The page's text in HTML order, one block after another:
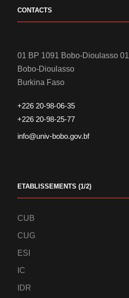
CONTACTS
01 BP 1091 Bobo-Dioulasso 01
Bobo-Dioulasso
Burkina Faso
+226 20-98-06-35
+226 20-98-25-77
info@univ-bobo.gov.bf
ETABLISSEMENTS (1/2)
CUB
CUG
ESI
IC
IDR